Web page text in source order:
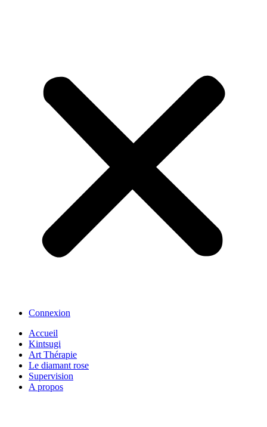
Connexion
Accueil
Kintsugi
Art Thérapie
Le diamant rose
Supervision
A propos